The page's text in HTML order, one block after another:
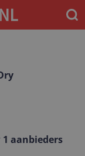
1 aanbieders